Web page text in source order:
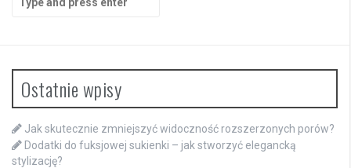
for:
Ostatnie wpisy
Jak skutecznie zmniejszyć widoczność rozszerzonych porów?
Dodatki do fuksjowej sukienki – jak stworzyć elegancką
stylizację?